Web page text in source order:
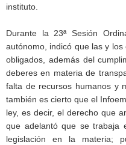
instituto.
Durante la 23ª Sesión
autónomo, indicó que las y
obligados, además del
deberes en materia de
falta de recursos humanos y
también es cierto que el
ley, es decir, el derecho que
que adelantó que se trabaja
legislación en la materia;